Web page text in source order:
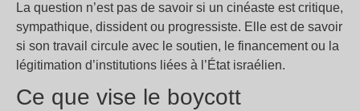
La question n’est pas de savoir si un cinéaste est critique,
sympathique, dissident ou progressiste. Elle est de savoir
si son travail circule avec le soutien, le financement ou la
légitimation d’institutions liées à l’État israélien.
Ce que vise le boycott